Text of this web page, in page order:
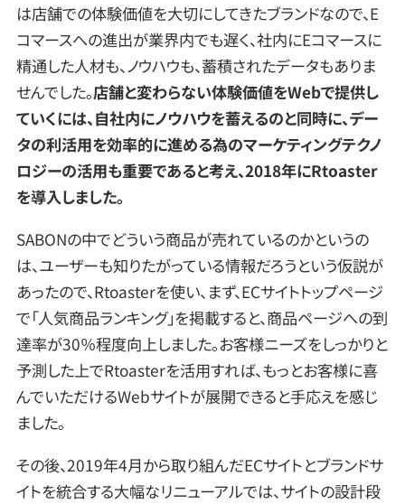
は店舗での体験価値を大切にしてきたブランドなので、E
コマースへの進出が業界内でも遅く、社内にEコマースに
精通した人材も、ノウハウも、蓄積されたデータもありま
せんでした。店舗と変わらない体験価値をWebで提供し
ていくには、自社内にノウハウを蓄えるのと同時に、デー
タの利活用を効率的に進める為のマーケティングテクノ
ロジーの活用も重要であると考え、2018年にRtoaster
を導入しました。
SABONの中でどういう商品が売れているのかというの
は、ユーザーも知りたがっている情報だろうという仮説が
あったので、Rtoasterを使い、まず、ECサイトトップページ
で「人気商品ランキング」を掲載すると、商品ページへの到
達率が30％程度向上しました。お客様ニーズをしっかりと
予測した上でRtoasterを活用すれば、もっとお客様に喜
んでいただけるWebサイトが展開できると手応えを感じ
ました。
その後、2019年4月から取り組んだECサイトとブランドサ
イトを統合する大幅なリニューアルでは、サイトの設計段